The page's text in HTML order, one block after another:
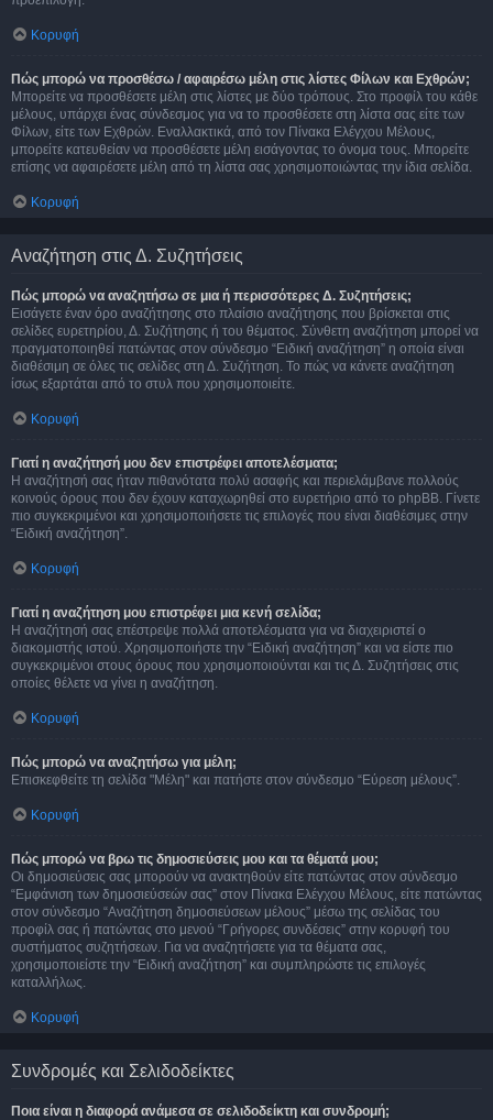
Κορυφή
Πώς μπορώ να προσθέσω / αφαιρέσω μέλη στις λίστες Φίλων και Εχθρών;
Μπορείτε να προσθέσετε μέλη στις λίστες με δύο τρόπους. Στο προφίλ του κάθε
μέλους, υπάρχει ένας σύνδεσμος για να το προσθέσετε στη λίστα σας είτε των
Φίλων, είτε των Εχθρών. Εναλλακτικά, από τον Πίνακα Ελέγχου Μέλους,
μπορείτε κατευθείαν να προσθέσετε μέλη εισάγοντας το όνομα τους. Μπορείτε
επίσης να αφαιρέσετε μέλη από τη λίστα σας χρησιμοποιώντας την ίδια σελίδα.
Κορυφή
Αναζήτηση στις Δ. Συζητήσεις
Πώς μπορώ να αναζητήσω σε μια ή περισσότερες Δ. Συζητήσεις;
Εισάγετε έναν όρο αναζήτησης στο πλαίσιο αναζήτησης που βρίσκεται στις
σελίδες ευρετηρίου, Δ. Συζήτησης ή του θέματος. Σύνθετη αναζήτηση μπορεί να
πραγματοποιηθεί πατώντας στον σύνδεσμο “Ειδική αναζήτηση” η οποία είναι
διαθέσιμη σε όλες τις σελίδες στη Δ. Συζήτηση. Το πώς να κάνετε αναζήτηση
ίσως εξαρτάται από το στυλ που χρησιμοποιείτε.
Κορυφή
Γιατί η αναζήτησή μου δεν επιστρέφει αποτελέσματα;
Η αναζήτησή σας ήταν πιθανότατα πολύ ασαφής και περιελάμβανε πολλούς
κοινούς όρους που δεν έχουν καταχωρηθεί στο ευρετήριο από το phpBB. Γίνετε
πιο συγκεκριμένοι και χρησιμοποιήσετε τις επιλογές που είναι διαθέσιμες στην
“Ειδική αναζήτηση”.
Κορυφή
Γιατί η αναζήτηση μου επιστρέφει μια κενή σελίδα;
Η αναζήτησή σας επέστρεψε πολλά αποτελέσματα για να διαχειριστεί ο
διακομιστής ιστού. Χρησιμοποιήστε την “Ειδική αναζήτηση” και να είστε πιο
συγκεκριμένοι στους όρους που χρησιμοποιούνται και τις Δ. Συζητήσεις στις
οποίες θέλετε να γίνει η αναζήτηση.
Κορυφή
Πώς μπορώ να αναζητήσω για μέλη;
Επισκεφθείτε τη σελίδα "Μέλη" και πατήστε στον σύνδεσμο “Εύρεση μέλους”.
Κορυφή
Πώς μπορώ να βρω τις δημοσιεύσεις μου και τα θέματά μου;
Οι δημοσιεύσεις σας μπορούν να ανακτηθούν είτε πατώντας στον σύνδεσμο
“Εμφάνιση των δημοσιεύσεών σας” στον Πίνακα Ελέγχου Μέλους, είτε πατώντας
στον σύνδεσμο “Αναζήτηση δημοσιεύσεων μέλους” μέσω της σελίδας του
προφίλ σας ή πατώντας στο μενού “Γρήγορες συνδέσεις” στην κορυφή του
συστήματος συζητήσεων. Για να αναζητήσετε για τα θέματα σας,
χρησιμοποιείστε την “Ειδική αναζήτηση” και συμπληρώστε τις επιλογές
καταλλήλως.
Κορυφή
Συνδρομές και Σελιδοδείκτες
Ποια είναι η διαφορά ανάμεσα σε σελιδοδείκτη και συνδρομή;